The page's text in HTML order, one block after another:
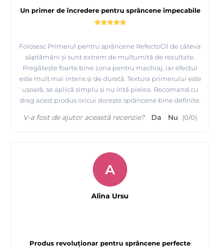
Un primer de încredere pentru sprâncene impecabile
Folosesc Primerul pentru sprâncene RefectoCil de câteva
săptămâni și sunt extrem de mulțumită de rezultate.
Pregătește foarte bine zona pentru machiaj, iar efectul
este mult mai intens și de durată. Textura primerului este
ușoară, se aplică simplu și nu irită pielea. Recomand cu
drag acest produs oricui dorește sprâncene bine definite.
V-a fost de ajutor această recenzie? Da Nu (0/0)
Produs revoluționar pentru sprâncene perfecte
A
Alina Ursu